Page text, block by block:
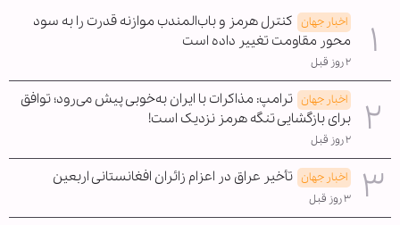
اخبار جهان کنترل هرمز و باب‌المندب موازنه قدرت را به سود
محور مقاومت تغییر داده است
۲ روز قبل
اخبار جهان ترامپ: مذاکرات با ایران به‌خوبی پیش می‌رود؛ توافق
برای بازگشایی تنگه هرمز نزدیک است!
۲ روز قبل
اخبار جهان تأخیر عراق در اعزام زائران افغانستانی اربعین
۳ روز قبل